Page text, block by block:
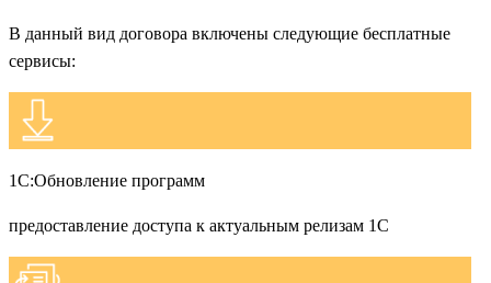
В данный вид договора включены следующие бесплатные
сервисы:
1С:Обновление программ
предоставление доступа к актуальным релизам 1С